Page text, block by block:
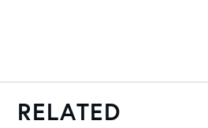
RELATED